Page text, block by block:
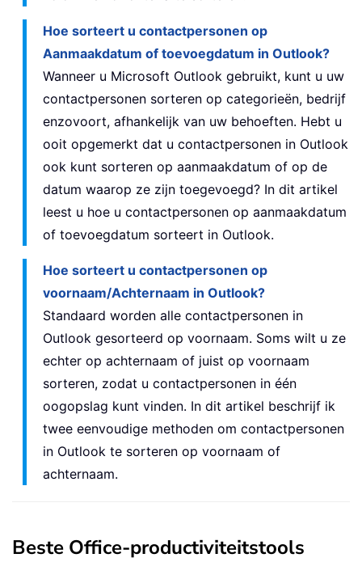
Hoe sorteert u contactpersonen op
Aanmaakdatum of toevoegdatum in Outlook?
Wanneer u Microsoft Outlook gebruikt, kunt u uw
contactpersonen sorteren op categorieën, bedrijf
enzovoort, afhankelijk van uw behoeften. Hebt u
ooit opgemerkt dat u contactpersonen in Outlook
ook kunt sorteren op aanmaakdatum of op de
datum waarop ze zijn toegevoegd? In dit artikel
leest u hoe u contactpersonen op aanmaakdatum
of toevoegdatum sorteert in Outlook.
Hoe sorteert u contactpersonen op
voornaam/Achternaam in Outlook?
Standaard worden alle contactpersonen in
Outlook gesorteerd op voornaam. Soms wilt u ze
echter op achternaam of juist op voornaam
sorteren, zodat u contactpersonen in één
oogopslag kunt vinden. In dit artikel beschrijf ik
twee eenvoudige methoden om contactpersonen
in Outlook te sorteren op voornaam of
achternaam.
Beste Office-productiviteitstools